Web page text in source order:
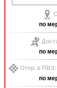
по
по
Отпр. в ПВЗ:
по